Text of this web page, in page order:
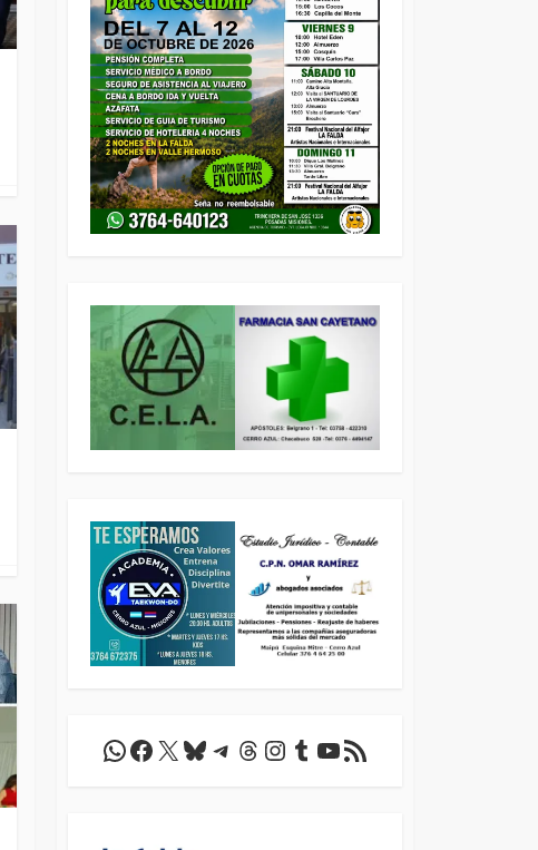
WhatsApp
Facebook
X Bluesky
Telegram
Threads
Instagram
Tumblr
YouTube
Feed RSS